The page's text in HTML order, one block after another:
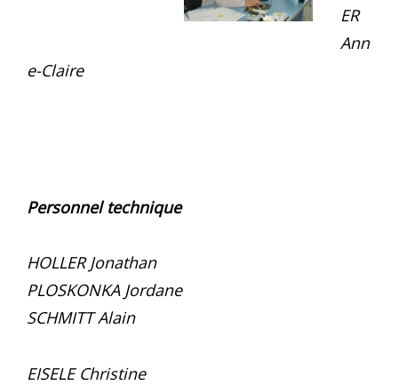
ER
Ann
e-Claire
Personnel technique
HOLLER Jonathan
PLOSKONKA Jordane
SCHMITT Alain
EISELE Christine